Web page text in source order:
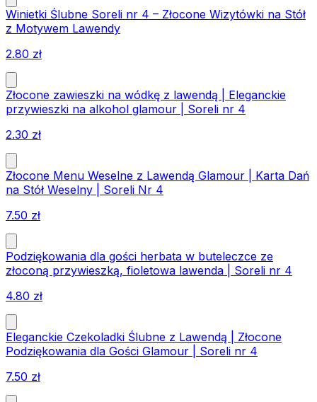
Winietki Ślubne Soreli nr 4 – Złocone Wizytówki na Stół
z Motywem Lawendy
2.80 zł
Złocone zawieszki na wódkę z lawendą | Eleganckie
przywieszki na alkohol glamour | Soreli nr 4
2.30 zł
Złocone Menu Weselne z Lawendą Glamour | Karta Dań
na Stół Weselny | Soreli Nr 4
7.50 zł
Podziękowania dla gości herbata w buteleczce ze
złoconą przywieszką, fioletowa lawenda | Soreli nr 4
4.80 zł
Eleganckie Czekoladki Ślubne z Lawendą | Złocone
Podziękowania dla Gości Glamour | Soreli nr 4
7.50 zł